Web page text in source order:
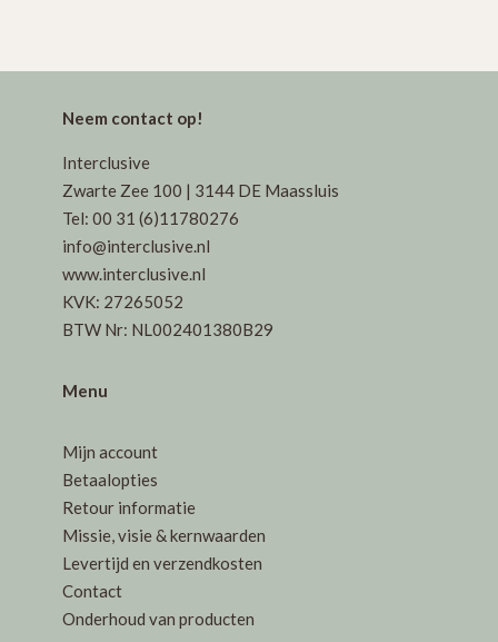
Neem contact op!
Interclusive
Zwarte Zee 100 | 3144 DE Maassluis
Tel: 00 31 (6)11780276
info@interclusive.nl
www.interclusive.nl
KVK: 27265052
BTW Nr: NL002401380B29
Menu
Mijn account
Betaalopties
Retour informatie
Missie, visie & kernwaarden
Levertijd en verzendkosten
Contact
Onderhoud van producten